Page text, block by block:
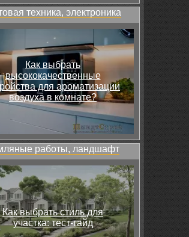
техника, электроника
Как выбрать
высококачественные
для ароматизации
воздуха в комнате?
работы, ландшафт
Как выбрать стиль для
участка: тест-гайд